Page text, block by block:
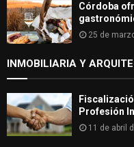
Córdoba
25 de
INMOBILIARIA Y
Profesión
11 de abril